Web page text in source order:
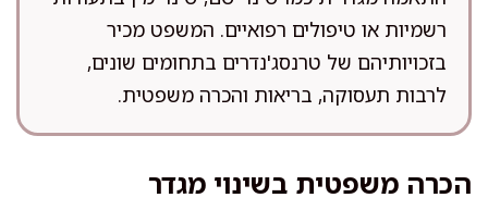
רשמיות או טיפולים רפואיים. המשפט מכיר
בזכויותיהם של טרנסג'נדרים בתחומים שונים,
לרבות תעסוקה, בריאות והכרה משפטית.
הכרה משפטית בשינוי מגדר